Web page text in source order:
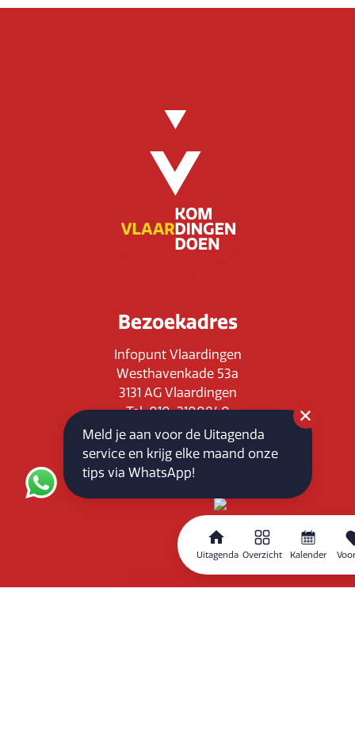
Uitagenda Overzicht Kalender
Bezoekadres
Infopunt Vlaardingen
Westhavenkade 53a
3131 AG Vlaardingen
Tel: 010-3100840
E-mail: info@vlaardingenpartners.nl
KvK: 71555544
BTW : NL858760939B01
Routeplanner
Meld je aan voor de Uitagenda
service en krijg elke maand onze
tips via WhatsApp!